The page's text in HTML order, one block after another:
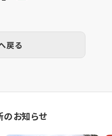
戻る
のお知らせ